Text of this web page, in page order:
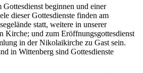
beginnen und einer
dieser Gottesdienste finden am
statt, weitere in unserer
Kirche; und zum Eröffnungsgottesdienst
in der Nikolaikirche zu Gast sein.
in Wittenberg sind Gottesdienste